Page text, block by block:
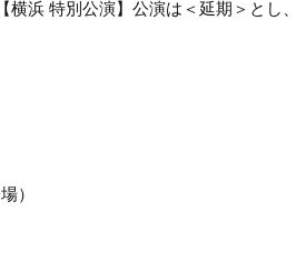
浜 特別公演】公演は＜延期＞とし、
）